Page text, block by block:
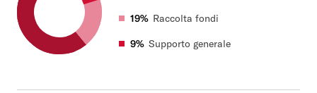
19% Raccolta fondi
9% Supporto generale